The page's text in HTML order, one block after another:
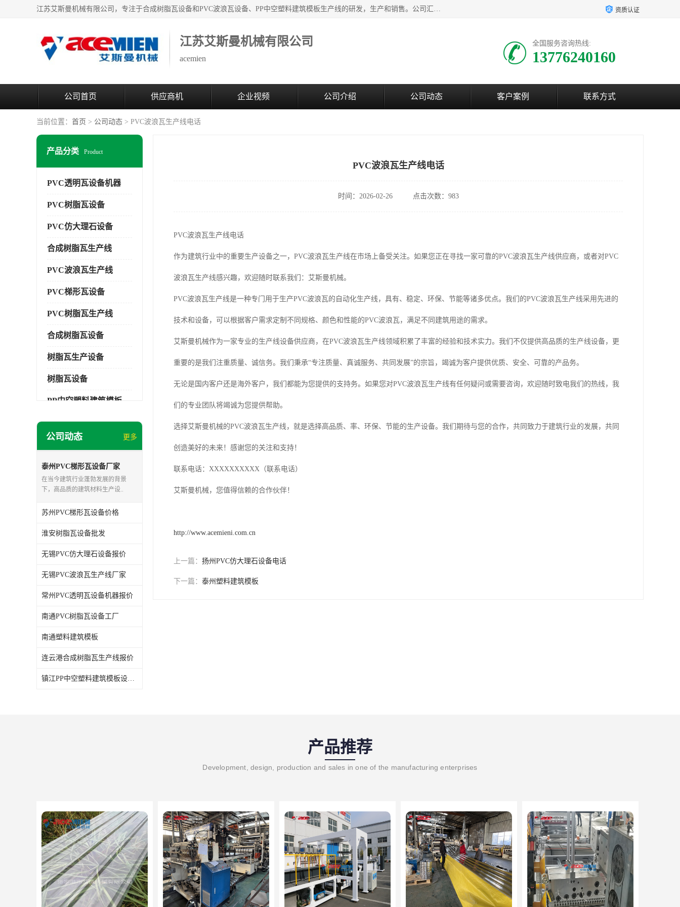
江苏艾斯曼机械有限公司，专注于合成树脂瓦设备和PVC波浪瓦设备、PP中空塑料建筑模板生产线的研发，生产和销售。公司汇集了一批专业技术领域的优秀人才，组成了以中青年科技精英为骨干的高素质科研队伍，在不断的产品研发实践中积累了丰富的产品设计经验和精深的理论知识。 资质认证
江苏艾斯曼机械有限公司
acemien
全国服务咨询热线:
13776240160
公司首页 供应商机 企业视频 公司介绍 公司动态 客户案例 联系方式
当前位置： 首页 > 公司动态 > PVC波浪瓦生产线电话
产品分类 Product
PVC透明瓦设备机器
PVC树脂瓦设备
PVC仿大理石设备
合成树脂瓦生产线
PVC波浪瓦生产线
PVC梯形瓦设备
PVC树脂瓦生产线
合成树脂瓦设备
树脂瓦生产设备
树脂瓦设备
塑料建筑模板
公司动态 更多
泰州PVC梯形瓦设备厂家
在当今建筑行业蓬勃发展的背景
下，高品质的建筑材料生产设..
苏州PVC梯形瓦设备价格
淮安树脂瓦设备批发
无锡PVC仿大理石设备报价
无锡PVC波浪瓦生产线厂家
常州PVC透明瓦设备机器报价
南通PVC树脂瓦设备工厂
南通塑料建筑模板
连云港合成树脂瓦生产线报价
镇江PP中空塑料建筑模板设备工厂
PVC波浪瓦生产线电话
时间：2026-02-26 点击次数：983
PVC波浪瓦生产线电话
作为建筑行业中的重要生产设备之一，PVC波浪瓦生产线在市场上备受关注。如果您正在寻找一家可靠的PVC波浪瓦生产线供应商，或者对PVC
波浪瓦生产线感兴趣，欢迎随时联系我们：艾斯曼机械。
PVC波浪瓦生产线是一种专门用于生产PVC波浪瓦的自动化生产线，具有、稳定、环保、节能等诸多优点。我们的PVC波浪瓦生产线采用先进的
技术和设备，可以根据客户需求定制不同规格、颜色和性能的PVC波浪瓦，满足不同建筑用途的需求。
艾斯曼机械作为一家专业的生产线设备供应商，在PVC波浪瓦生产线领域积累了丰富的经验和技术实力。我们不仅提供高品质的生产线设备，更
重要的是我们注重质量、诚信务。我们秉承“专注质量、真诚服务、共同发展”的宗旨，竭诚为客户提供优质、安全、可靠的产品务。
无论是国内客户还是海外客户，我们都能为您提供的支持务。如果您对PVC波浪瓦生产线有任何疑问或需要咨询，欢迎随时致电我们的热线，我
们的专业团队将竭诚为您提供帮助。
选择艾斯曼机械的PVC波浪瓦生产线，就是选择高品质、率、环保、节能的生产设备。我们期待与您的合作，共同致力于建筑行业的发展，共同
创造美好的未来！感谢您的关注和支持！
联系电话：XXXXXXXXXX（联系电话）
艾斯曼机械，您值得信赖的合作伙伴！
http://www.acemieni.com.cn
上一篇： 扬州PVC仿大理石设备电话
下一篇： 泰州塑料建筑模板
产品推荐
Development, design, production and sales in one of the manufacturing enterprises